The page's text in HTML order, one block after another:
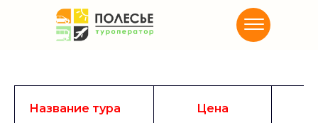
Название тура Цена